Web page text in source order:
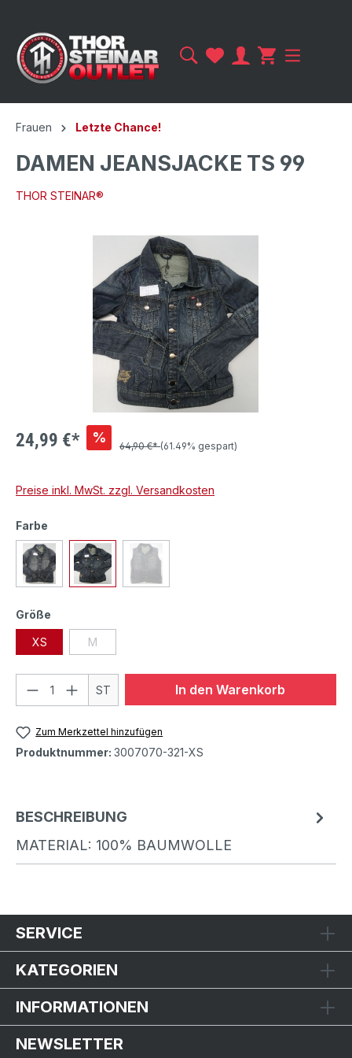
Frauen Letzte Chance!
DAMEN JEANSJACKE TS 99
THOR STEINAR®
24,99 €* %
64,90 €*(61.49% gespart)
Preise inkl. MwSt. zzgl. Versandkosten
Farbe
Größe
XS M
ST In den Warenkorb
Zum Merkzettel hinzufügen
Produktnummer: 3007070-321-XS
BESCHREIBUNG
MATERIAL: 100% BAUMWOLLE
SERVICE
KATEGORIEN
INFORMATIONEN
NEWSLETTER